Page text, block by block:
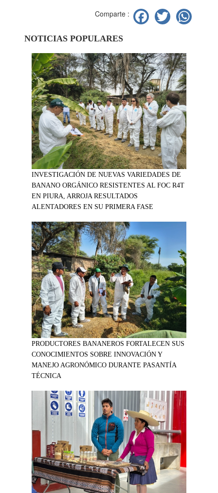
Comparte : Facebook
Twitter
NOTICIAS POPULARES
INVESTIGACIÓN DE NUEVAS VARIEDADES DE
BANANO ORGÁNICO RESISTENTES AL FOC R4T
EN PIURA, ARROJA RESULTADOS
ALENTADORES EN SU PRIMERA FASE
PRODUCTORES BANANEROS FORTALECEN SUS
CONOCIMIENTOS SOBRE INNOVACIÓN Y
MANEJO AGRONÓMICO DURANTE PASANTÍA
TÉCNICA